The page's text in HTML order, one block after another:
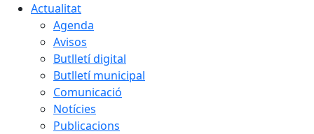
Actualitat
Agenda
Avisos
Butlletí digital
Butlletí municipal
Comunicació
Notícies
Publicacions